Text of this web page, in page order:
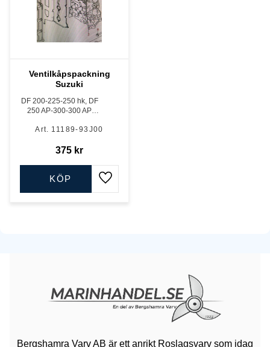
Ventilkåpspackning
Suzuki
DF 200-225-250 hk, DF
250 AP-300-300 AP,
-350 A, 4390 cc, babord
11189-93J00
375 kr
Lägg till i favoriter
KÖP
Bergshamra Varv AB är ett anrikt Roslagsvarv som idag